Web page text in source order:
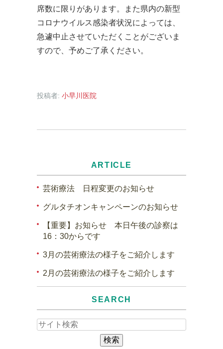
席数に限りがあります。また県内の新型
コロナウイルス感染者状況によっては、
急遽中止させていただくことがございま
すので、予めご了承ください。
投稿者: 小早川医院
ARTICLE
芸術療法 日程変更のお知らせ
グルタチオンキャンペーンのお知らせ
【重要】お知らせ 本日午後の診察は
16：30からです
3月の芸術療法の様子をご紹介します
2月の芸術療法の様子をご紹介します
SEARCH